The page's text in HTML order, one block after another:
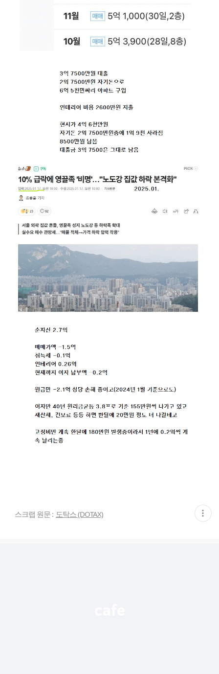
스크랩 원문 : 도탁스 (DOTAX) 현
재